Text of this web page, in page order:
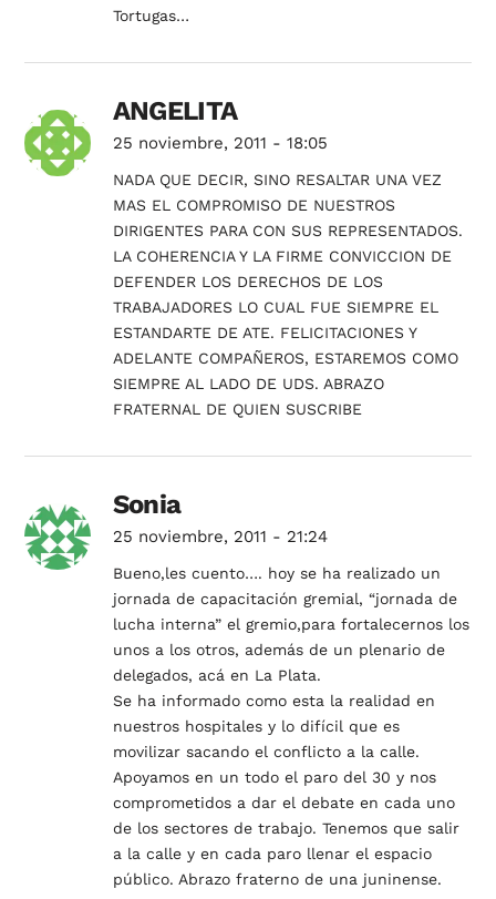
Tortugas…
ANGELITA
25 noviembre, 2011 - 18:05
NADA QUE DECIR, SINO RESALTAR UNA VEZ
MAS EL COMPROMISO DE NUESTROS
DIRIGENTES PARA CON SUS REPRESENTADOS.
LA COHERENCIA Y LA FIRME CONVICCION DE
DEFENDER LOS DERECHOS DE LOS
TRABAJADORES LO CUAL FUE SIEMPRE EL
ESTANDARTE DE ATE. FELICITACIONES Y
ADELANTE COMPAÑEROS, ESTAREMOS COMO
SIEMPRE AL LADO DE UDS. ABRAZO
FRATERNAL DE QUIEN SUSCRIBE
Sonia
25 noviembre, 2011 - 21:24
Bueno,les cuento…. hoy se ha realizado un
jornada de capacitación gremial, “jornada de
lucha interna” el gremio,para fortalecernos los
unos a los otros, además de un plenario de
delegados, acá en La Plata.
Se ha informado como esta la realidad en
nuestros hospitales y lo difícil que es
movilizar sacando el conflicto a la calle.
Apoyamos en un todo el paro del 30 y nos
comprometidos a dar el debate en cada uno
de los sectores de trabajo. Tenemos que salir
a la calle y en cada paro llenar el espacio
público. Abrazo fraterno de una juninense.